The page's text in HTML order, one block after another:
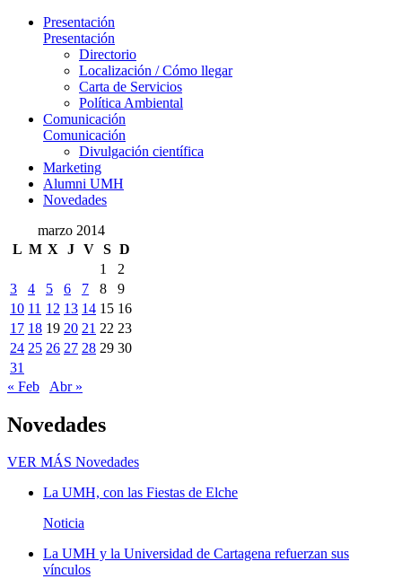
Presentación
Presentación
Directorio
Localización / Cómo llegar
Carta de Servicios
Política Ambiental
Comunicación
Comunicación
Divulgación científica
Marketing
Alumni UMH
Novedades
marzo 2014
L M X J V S D
1
2
3
4 5 6 7 8
9
10 11 12 13 14 15 16
17 18 19 20 21 22 23
24 25 26 27 28 29 30
31
« Feb
Abr »
Novedades
VER MÁS Novedades
La UMH, con las Fiestas de Elche
Noticia
La UMH y la Universidad de Cartagena refuerzan sus
vínculos